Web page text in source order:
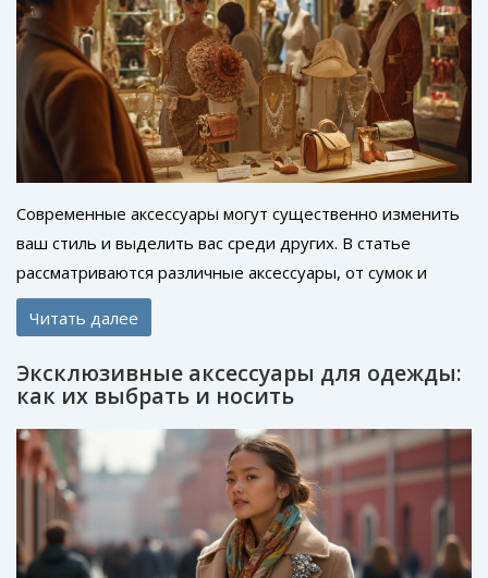
Современные аксессуары могут существенно изменить
ваш стиль и выделить вас среди других. В статье
рассматриваются различные аксессуары, от сумок и
обуви до ювелирных украшений и шляп, которые
помогают усилить модный образ. Также приводятся
случая. Узнайте, как правильно подобрать аксессуары,
гардероба. Практические рекомендации и интересные
факты позволят вам оставаться в тренде.
Читать далее
Эксклюзивные аксессуары для одежды:
как их выбрать и носить